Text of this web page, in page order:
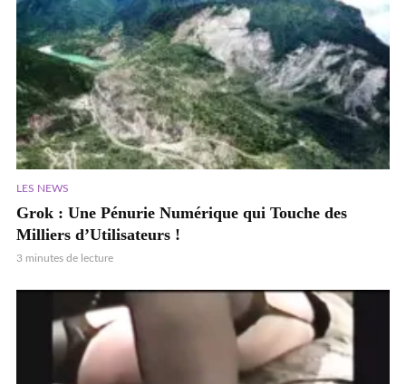
LES NEWS
Grok : Une Pénurie Numérique qui Touche des
Milliers d’Utilisateurs !
3 minutes de lecture